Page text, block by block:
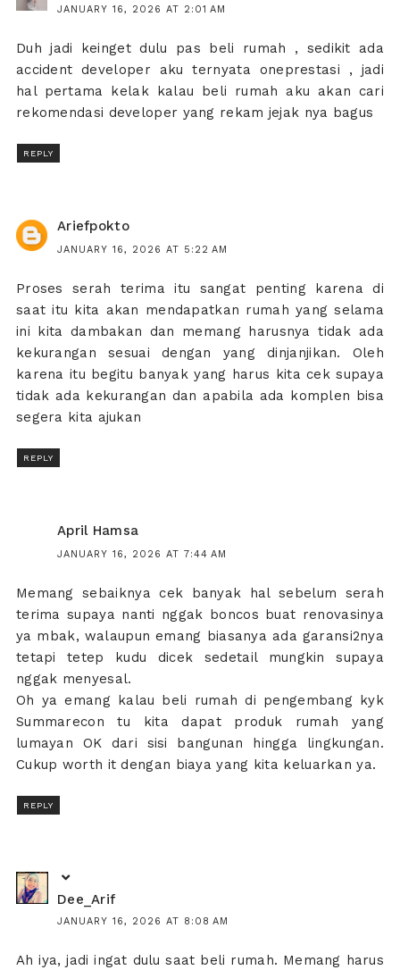
JANUARY 16, 2026 AT 2:01 AM
Duh jadi keinget dulu pas beli rumah , sedikit ada
accident developer aku ternyata oneprestasi , jadi
hal pertama kelak kalau beli rumah aku akan cari
rekomendasi developer yang rekam jejak nya bagus
REPLY
Ariefpokto
JANUARY 16, 2026 AT 5:22 AM
Proses serah terima itu sangat penting karena di
saat itu kita akan mendapatkan rumah yang selama
ini kita dambakan dan memang harusnya tidak ada
kekurangan sesuai dengan yang dinjanjikan. Oleh
karena itu begitu banyak yang harus kita cek supaya
tidak ada kekurangan dan apabila ada komplen bisa
segera kita ajukan
REPLY
April Hamsa
JANUARY 16, 2026 AT 7:44 AM
Memang sebaiknya cek banyak hal sebelum serah
terima supaya nanti nggak boncos buat renovasinya
ya mbak, walaupun emang biasanya ada garansi2nya
tetapi tetep kudu dicek sedetail mungkin supaya
nggak menyesal.
Oh ya emang kalau beli rumah di pengembang kyk
Summarecon tu kita dapat produk rumah yang
lumayan OK dari sisi bangunan hingga lingkungan.
Cukup worth it dengan biaya yang kita keluarkan ya.
REPLY
Dee_Arif
JANUARY 16, 2026 AT 8:08 AM
Ah iya, jadi ingat dulu saat beli rumah. Memang harus